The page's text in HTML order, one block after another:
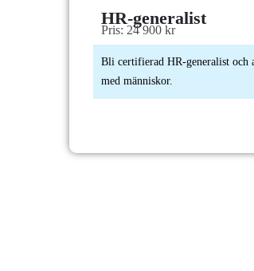
HR-generalist
Pris: 24 900 kr
Bli certifierad HR-generalist och
med människor.